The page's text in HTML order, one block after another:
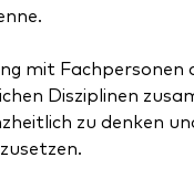
mit Fachpersonen
Disziplinen
zu denken